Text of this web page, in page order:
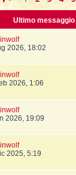
Ultimo messaggio
2026, 18:02
2026, 1:06
2026, 19:09
2025, 5:19